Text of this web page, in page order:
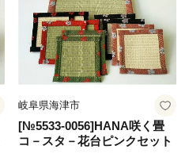
岐阜県海津市
[№5533-0056]HANA咲く畳
コ－スタ－花台ピンクセット